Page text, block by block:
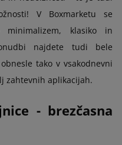
V Boxmarketu se
klasiko in
najdete tudi bele
tako v vsakodnevni
zahtevnih aplikacijah.
- brezčasna